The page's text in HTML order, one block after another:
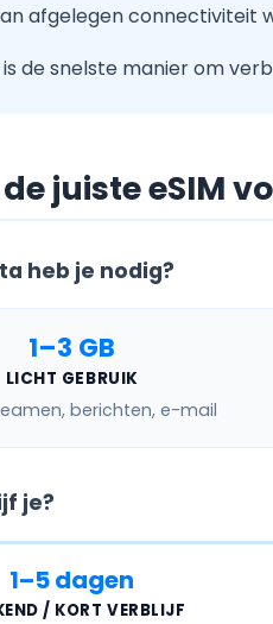
afgelegen connectiviteit
is de snelste manier om
de juiste eSIM
heb je nodig?
1–3 GB
LICHT GEBRUIK
berichten, e-mail
je?
1–5 dagen
/ KORT VERBLIJF